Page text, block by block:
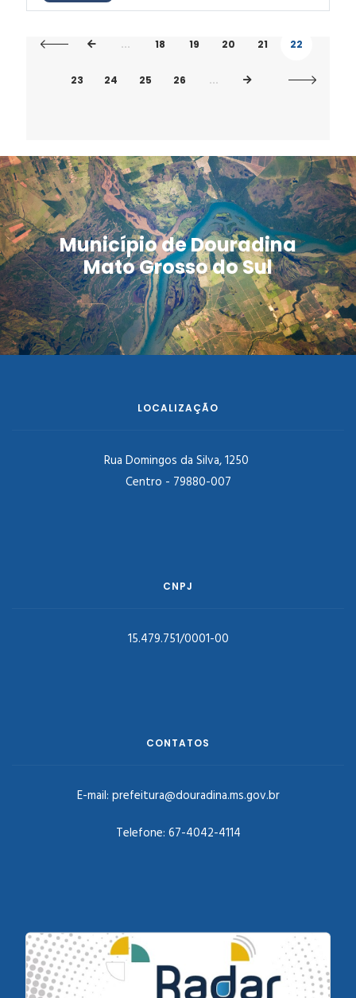
... 18 19 20 21 22
23 24 25 26 ...
Município de Douradina
Mato Grosso do Sul
LOCALIZAÇÃO
Rua Domingos da Silva, 1250
Centro - 79880-007
CNPJ
15.479.751/0001-00
CONTATOS
E-mail: prefeitura@douradina.ms.gov.br
Telefone: 67-4042-4114